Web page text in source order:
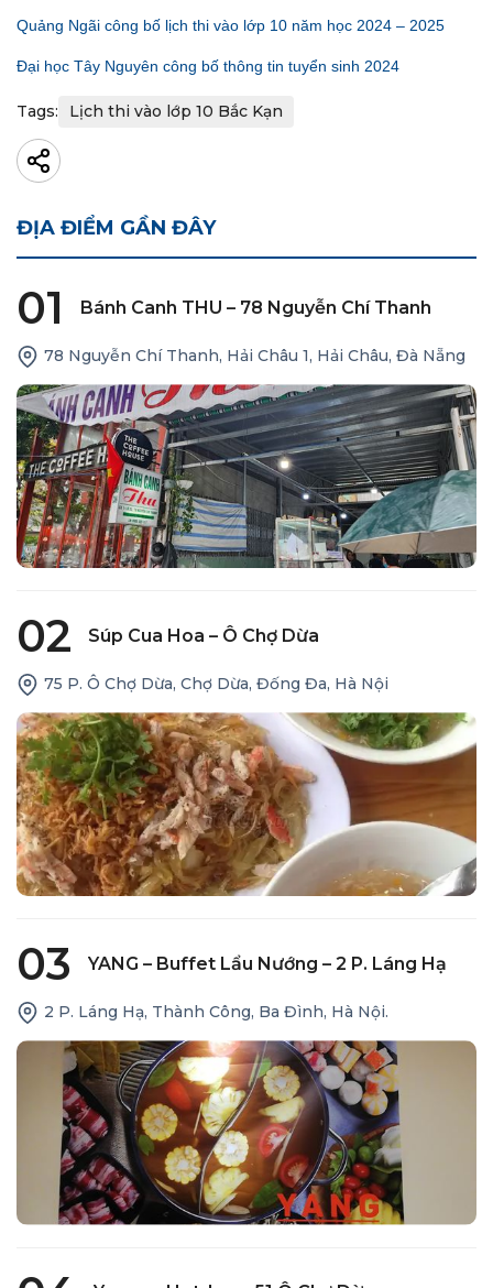
Quảng Ngãi công bố lịch thi vào lớp 10 năm học 2024 – 2025
Đại học Tây Nguyên công bố thông tin tuyển sinh 2024
Tags: Lịch thi vào lớp 10 Bắc Kạn
ĐỊA ĐIỂM GẦN ĐÂY
01 Bánh Canh THU – 78 Nguyễn Chí Thanh
78 Nguyễn Chí Thanh, Hải Châu 1, Hải Châu, Đà Nẵng
02 Súp Cua Hoa – Ô Chợ Dừa
75 P. Ô Chợ Dừa, Chợ Dừa, Đống Đa, Hà Nội
03 YANG – Buffet Lẩu Nướng – 2 P. Láng Hạ
2 P. Láng Hạ, Thành Công, Ba Đình, Hà Nội.